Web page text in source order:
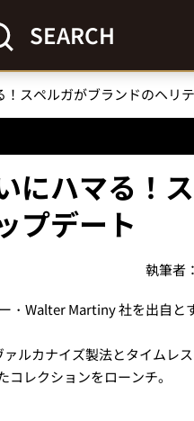
SEARCH
にハマる！
プデート
執筆者：
・Walter Martiny 社を出自と
ルカナイズ製法とタイムレ
レクションをローンチ。